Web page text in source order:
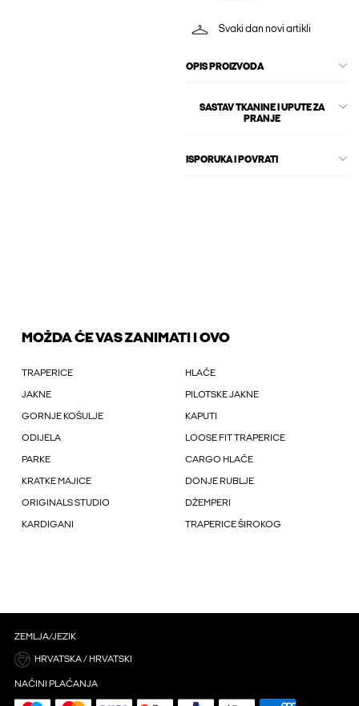
Svaki dan novi artikli
OPIS PROIZVODA
SASTAV TKANINE I UPUTE ZA
PRANJE
ISPORUKA I POVRATI
MOŽDA ĆE VAS ZANIMATI I OVO
TRAPERICE HLAČE
JAKNE PILOTSKE JAKNE
GORNJE KOŠULJE KAPUTI
ODIJELA LOOSE FIT TRAPERICE
PARKE CARGO HLAČE
KRATKE MAJICE DONJE RUBLJE
ORIGINALS STUDIO DŽEMPERI
KARDIGANI TRAPERICE ŠIROKOG
ZEMLJA/JEZIK
HRVATSKA / HRVATSKI
NAČINI PLAĆANJA